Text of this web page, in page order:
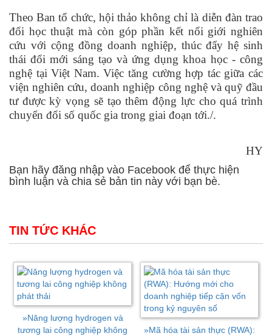
Theo Ban tổ chức, hội thảo không chỉ là diễn đàn trao
đổi học thuật mà còn góp phần kết nối giới nghiên
cứu với cộng đồng doanh nghiệp, thúc đẩy hệ sinh
thái đổi mới sáng tạo và ứng dụng khoa học - công
nghệ tại Việt Nam. Việc tăng cường hợp tác giữa các
viện nghiên cứu, doanh nghiệp công nghệ và quỹ đầu
tư được kỳ vọng sẽ tạo thêm động lực cho quá trình
chuyển đổi số quốc gia trong giai đoạn tới./.
HY
Bạn hãy đăng nhập vào Facebook để thực hiện
bình luận và chia sẻ bản tin này với bạn bè.
TIN TỨC KHÁC
»Năng lượng hydrogen và
tương lai công nghiệp không
»Mã hóa tài sản thực (RWA):